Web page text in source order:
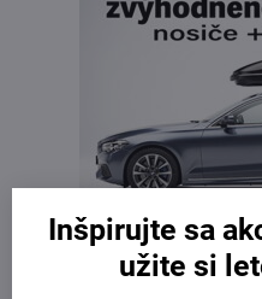
Inšpirujte sa
užite si